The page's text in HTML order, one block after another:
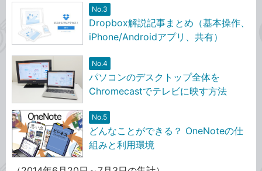
No.3
Dropbox解説記事まとめ（基本操作、
iPhone/Androidアプリ、共有）
No.4
パソコンのデスクトップ全体を
Chromecastでテレビに映す方法
No.5
どんなことができる？ OneNoteの仕
組みと利用環境